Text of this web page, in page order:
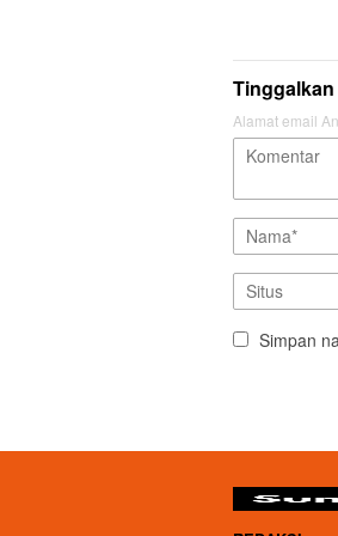
Alamat email
Simpan